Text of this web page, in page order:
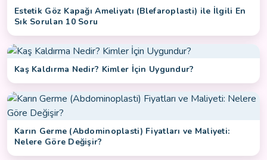
Estetik Göz Kapağı Ameliyatı (Blefaroplasti) ile İlgili En
Sık Sorulan 10 Soru
Kaş Kaldırma Nedir? Kimler İçin Uygundur?
Karın Germe (Abdominoplasti) Fiyatları ve Maliyeti:
Nelere Göre Değişir?